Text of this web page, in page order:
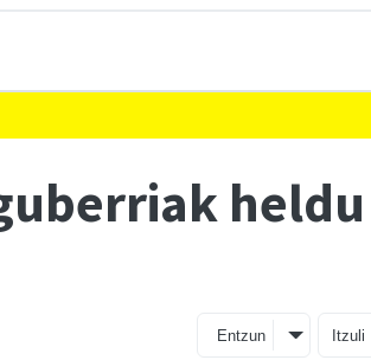
heldu
Entzun Itzuli